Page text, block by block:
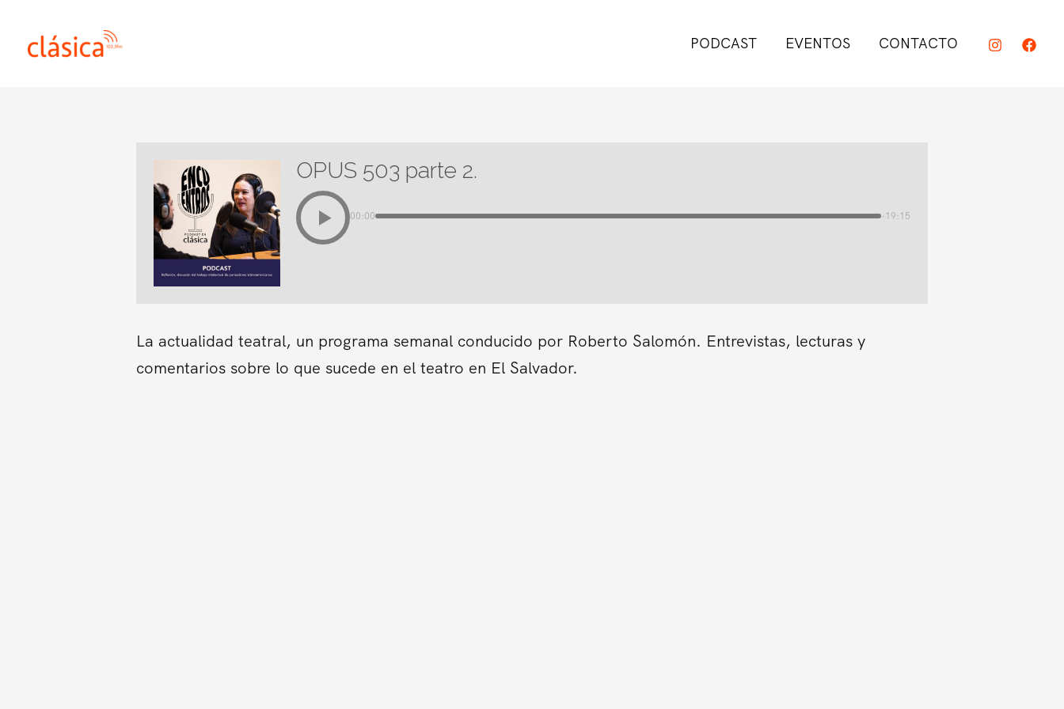
contenido
PODCAST EVENTOS CONTACTO
OPUS 503 parte 2.
00:00 -19:15
La actualidad teatral, un programa semanal conducido por Roberto Salomón. Entrevistas, lecturas y
comentarios sobre lo que sucede en el teatro en El Salvador.